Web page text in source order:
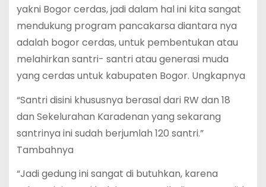
yakni Bogor cerdas, jadi dalam hal ini kita sangat
mendukung program pancakarsa diantara nya
adalah bogor cerdas, untuk pembentukan atau
melahirkan santri- santri atau generasi muda
yang cerdas untuk kabupaten Bogor. Ungkapnya
“Santri disini khususnya berasal dari RW dan 18
dan Sekelurahan Karadenan yang sekarang
santrinya ini sudah berjumlah 120 santri.”
Tambahnya
“Jadi gedung ini sangat di butuhkan, karena